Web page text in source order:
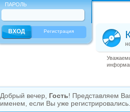
ПАРОЛЬ
Регистрация
Добрый вечер, Гость! Представляем
именем, если Вы уже регистрировались.